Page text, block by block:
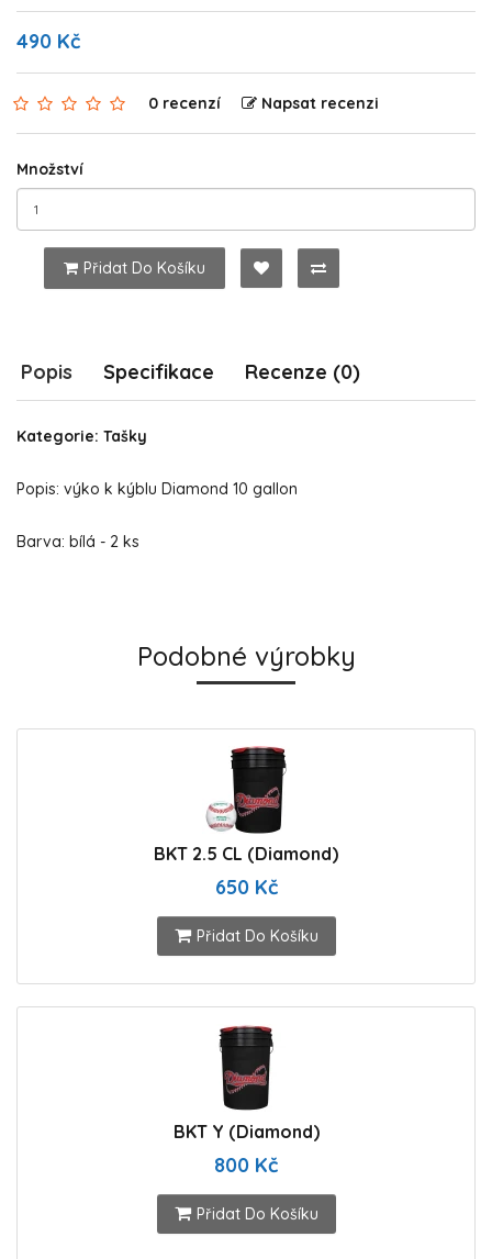
490 Kč
0 recenzí Napsat recenzi
Množství
Přidat Do Košíku
Popis Specifikace Recenze (0)
Kategorie: Tašky
Popis: výko k kýblu Diamond 10 gallon
Barva: bílá - 2 ks
Podobné výrobky
BKT 2.5 CL (Diamond)
650 Kč
Přidat Do Košíku
BKT Y (Diamond)
800 Kč
Přidat Do Košíku